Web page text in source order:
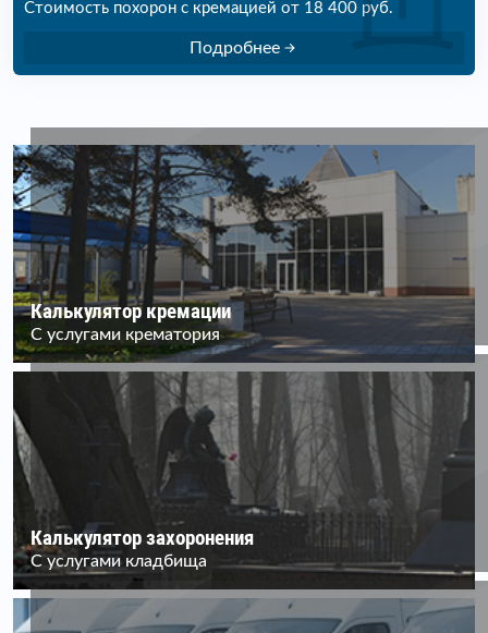
Стоимость похорон с кремацией от 18 400 руб.
Подробнее
Калькулятор кремации
С услугами крематория
Калькулятор захоронения
С услугами кладбища